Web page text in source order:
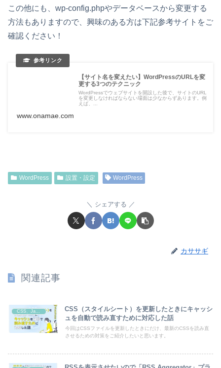
この他にも、wp-config.phpやデータベースから変更する
方法もありますので、興味のある方は下記参考サイトをご
確認ください！
【サイト名を変えたい】WordPressのURLを変
更する3つのテクニック
WordPressでウェブサイトを開設した後で、サイトのURL
を変更しなければならない場面は少なからずあります。例
えば、...
www.onamae.com
WordPress 設置・設定 WordPress
シェアする
カササギ
関連記事
CSS（スタイルシート）を更新したときにキャッシ
ュを自動で読み直すために対応した話
今回はCSSファイルを更新したときにだけ、最新のCSSを読み直
させるための対策をご紹介したいと思います。